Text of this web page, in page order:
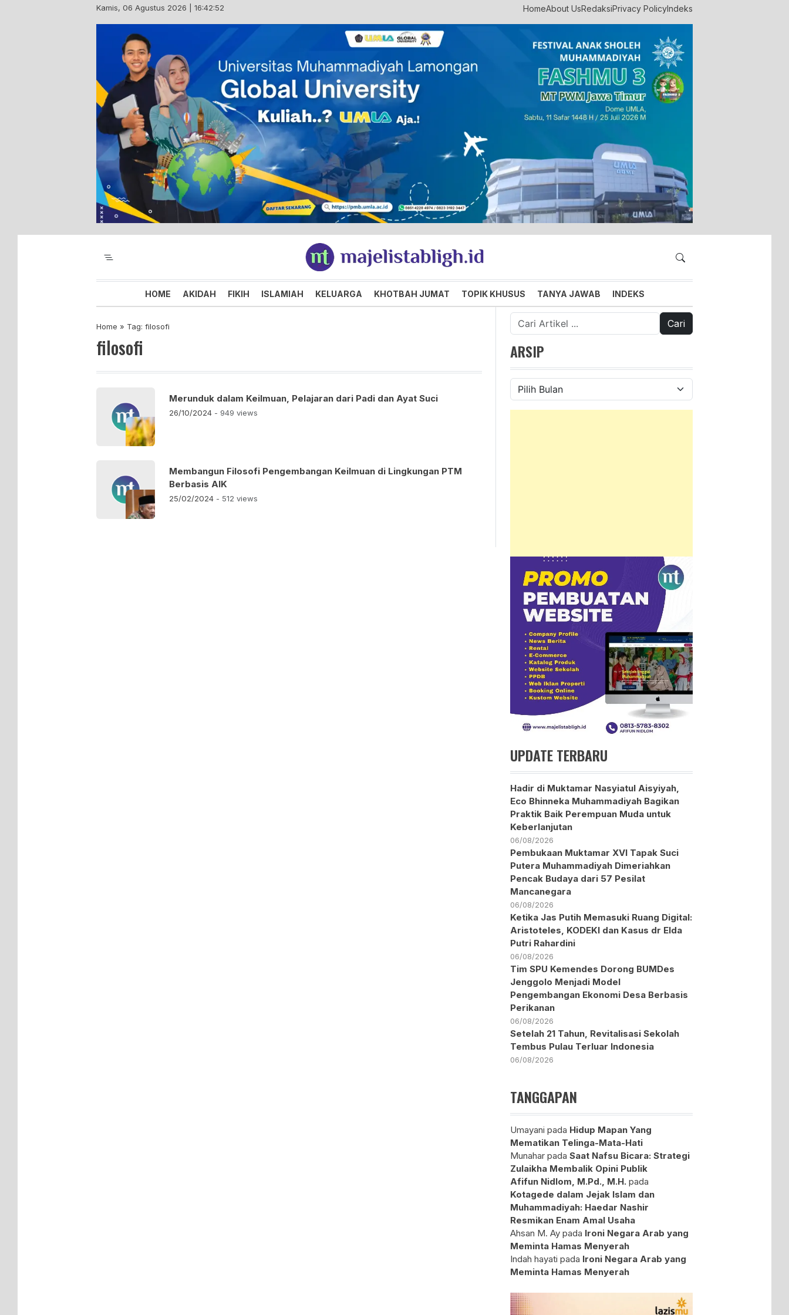
Kamis, 06 Agustus 2026 | 16:42:53 HomeAbout UsRedaksiPrivacy PolicyIndeks
Majelis Tabligh Muhammadiyah
Syiar Dakwah Islam Berkemajuan dan Menggembirakan
HOME AKIDAH FIKIH ISLAMIAH KELUARGA KHOTBAH JUMAT TOPIK KHUSUS TANYA JAWAB INDEKS
Home » Tag: filosofi
filosofi
Merunduk dalam Keilmuan, Pelajaran dari Padi dan Ayat Suci
26/10/2024 - 949 views
Membangun Filosofi Pengembangan Keilmuan di Lingkungan PTM
Berbasis AIK
25/02/2024 - 512 views
Cari
untuk:
ARSIP
Arsip
UPDATE TERBARU
Hadir di Muktamar Nasyiatul Aisyiyah,
Eco Bhinneka Muhammadiyah Bagikan
Praktik Baik Perempuan Muda untuk
Keberlanjutan
06/08/2026
Pembukaan Muktamar XVI Tapak Suci
Putera Muhammadiyah Dimeriahkan
Pencak Budaya dari 57 Pesilat
Mancanegara
06/08/2026
Ketika Jas Putih Memasuki Ruang Digital:
Aristoteles, KODEKI dan Kasus dr Elda
Putri Rahardini
06/08/2026
Tim SPU Kemendes Dorong BUMDes
Jenggolo Menjadi Model
Pengembangan Ekonomi Desa Berbasis
Perikanan
06/08/2026
Setelah 21 Tahun, Revitalisasi Sekolah
Tembus Pulau Terluar Indonesia
06/08/2026
TANGGAPAN
Umayani pada Hidup Mapan Yang
Mematikan Telinga-Mata-Hati
Munahar padaSaat Nafsu Bicara: Strategi
Zulaikha Membalik Opini Publik
Afifun Nidlom, M.Pd., M.H. pada
Kotagede dalam Jejak Islam dan
Muhammadiyah: Haedar Nashir
Resmikan Enam Amal Usaha
Ahsan M. Ay pada Ironi Negara Arab yang
Meminta Hamas Menyerah
Indah hayati pada Ironi Negara Arab yang
Meminta Hamas Menyerah